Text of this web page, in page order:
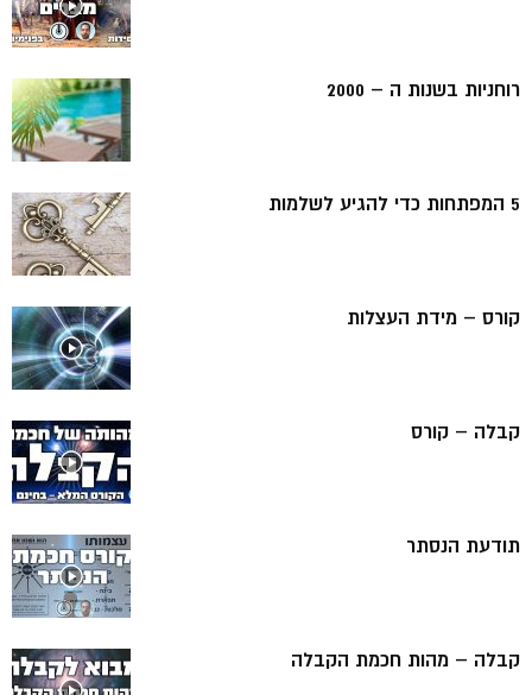
רוחניות בשנות ה – 2000
5 המפתחות כדי להגיע לשלמות
קורס – מידת העצלות
קבלה – קורס
תודעת הנסתר
קבלה – מהות חכמת הקבלה